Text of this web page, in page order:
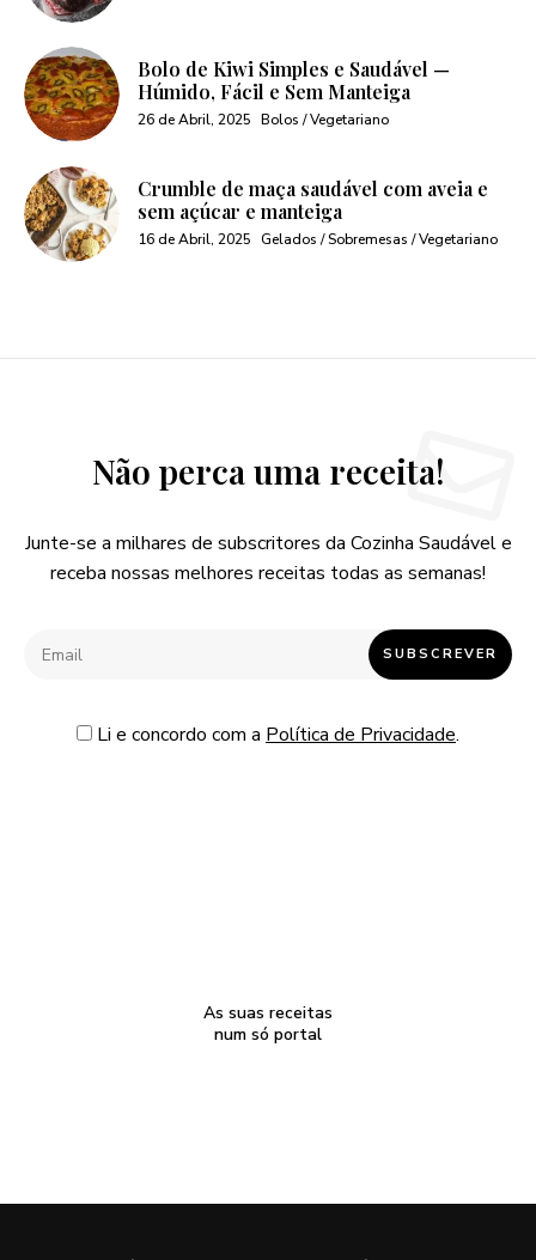
Bolo de Kiwi Simples e Saudável —
Húmido, Fácil e Sem Manteiga
26 de Abril, 2025 Bolos / Vegetariano
Crumble de maça saudável com aveia e
sem açúcar e manteiga
16 de Abril, 2025 Gelados / Sobremesas / Vegetariano
Não perca uma receita!
Junte-se a milhares de subscritores da Cozinha Saudável e
receba nossas melhores receitas todas as semanas!
Li e concordo com a Política de Privacidade.
As suas receitas
num só portal